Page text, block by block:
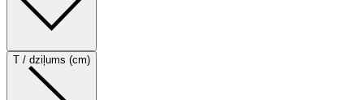
T / dziļums (cm)